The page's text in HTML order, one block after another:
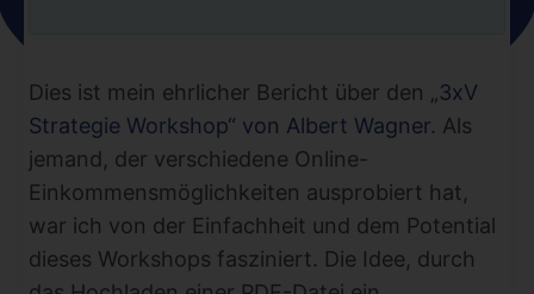
Dies ist mein ehrlicher Bericht über den „ 3xV
Strategie Workshop“ von Albert Wagner. Als
jemand, der verschiedene Online-
Einkommensmöglichkeiten ausprobiert hat,
war ich von der Einfachheit und dem Potential
dieses Workshops fasziniert. Die Idee, durch